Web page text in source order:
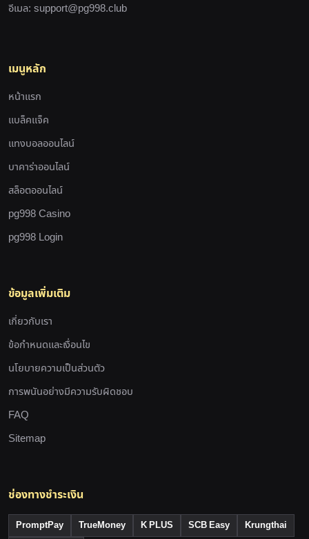
อีเมล: support@pg998.club
เมนูหลัก
หน้าแรก
แบล็คแจ็ค
แทงบอลออนไลน์
บาคาร่าออนไลน์
สล็อตออนไลน์
pg998 Casino
pg998 Login
ข้อมูลเพิ่มเติม
เกี่ยวกับเรา
ข้อกำหนดและเงื่อนไข
นโยบายความเป็นส่วนตัว
การพนันอย่างมีความรับผิดชอบ
FAQ
Sitemap
ช่องทางชำระเงิน
PromptPay TrueMoney K PLUS SCB Easy Krungthai